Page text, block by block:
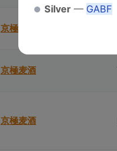
京極⻨酒
京極⻨酒
京極⻨酒
Silver — GABF